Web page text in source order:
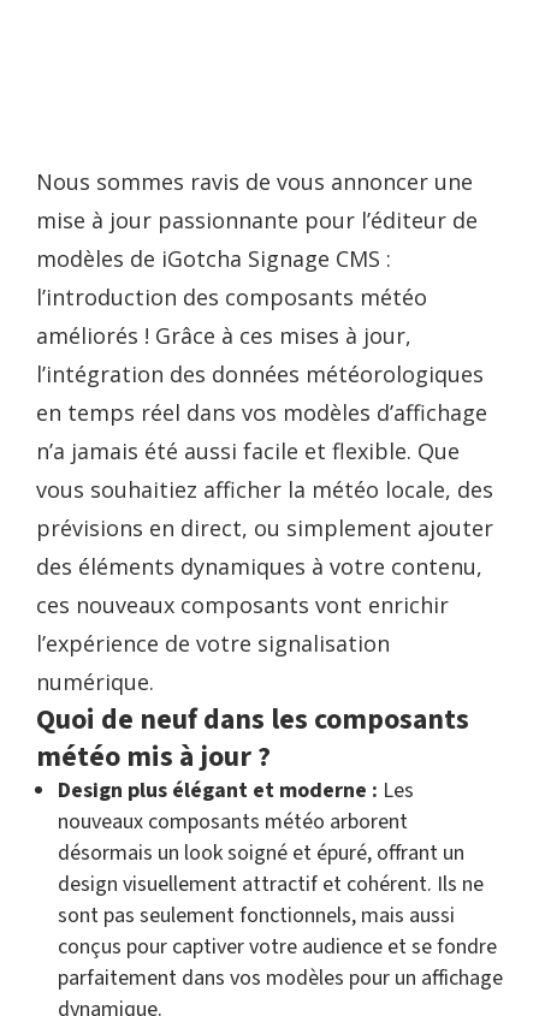
Nous sommes ravis de vous annoncer une
mise à jour passionnante pour l’éditeur de
modèles de iGotcha Signage CMS :
l’introduction des composants météo
améliorés ! Grâce à ces mises à jour,
l’intégration des données météorologiques
en temps réel dans vos modèles d’affichage
n’a jamais été aussi facile et flexible. Que
vous souhaitiez afficher la météo locale, des
prévisions en direct, ou simplement ajouter
des éléments dynamiques à votre contenu,
ces nouveaux composants vont enrichir
l’expérience de votre signalisation
numérique.
Quoi de neuf dans les composants
météo mis à jour ?
Design plus élégant et moderne : Les
nouveaux composants météo arborent
désormais un look soigné et épuré, offrant un
design visuellement attractif et cohérent. Ils ne
sont pas seulement fonctionnels, mais aussi
conçus pour captiver votre audience et se fondre
parfaitement dans vos modèles pour un affichage
dynamique.